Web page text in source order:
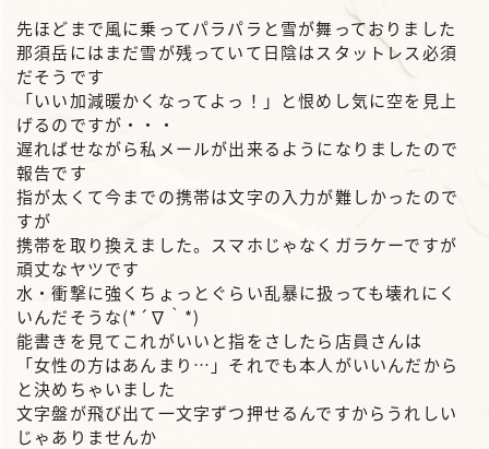
先ほどまで風に乗ってパラパラと雪が舞っておりました
那須岳にはまだ雪が残っていて日陰はスタットレス必須
だそうです
「いい加減暖かくなってよっ！」と恨めし気に空を見上
げるのですが・・・
遅ればせながら私メールが出来るようになりましたので
報告です
指が太くて今までの携帯は文字の入力が難しかったので
すが
携帯を取り換えました。スマホじゃなくガラケーですが
頑丈なヤツです
水・衝撃に強くちょっとぐらい乱暴に扱っても壊れにく
いんだそうな(*´∇｀*)
能書きを見てこれがいいと指をさしたら店員さんは
「女性の方はあんまり…」それでも本人がいいんだから
と決めちゃいました
文字盤が飛び出て一文字ずつ押せるんですからうれしい
じゃありませんか